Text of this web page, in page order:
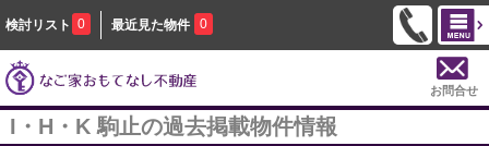
検討リスト 0 最近見た物件 0
お問合せ
I・H・K 駒止の過去掲載物件情報